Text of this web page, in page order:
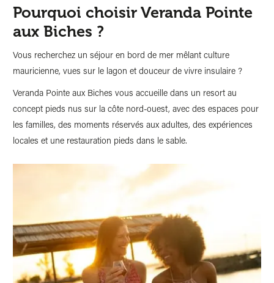
Pourquoi choisir Veranda Pointe
aux Biches ?
Vous recherchez un séjour en bord de mer mêlant culture
mauricienne, vues sur le lagon et douceur de vivre insulaire ?
Veranda Pointe aux Biches vous accueille dans un resort au
concept pieds nus sur la côte nord-ouest, avec des espaces pour
les familles, des moments réservés aux adultes, des expériences
locales et une restauration pieds dans le sable.